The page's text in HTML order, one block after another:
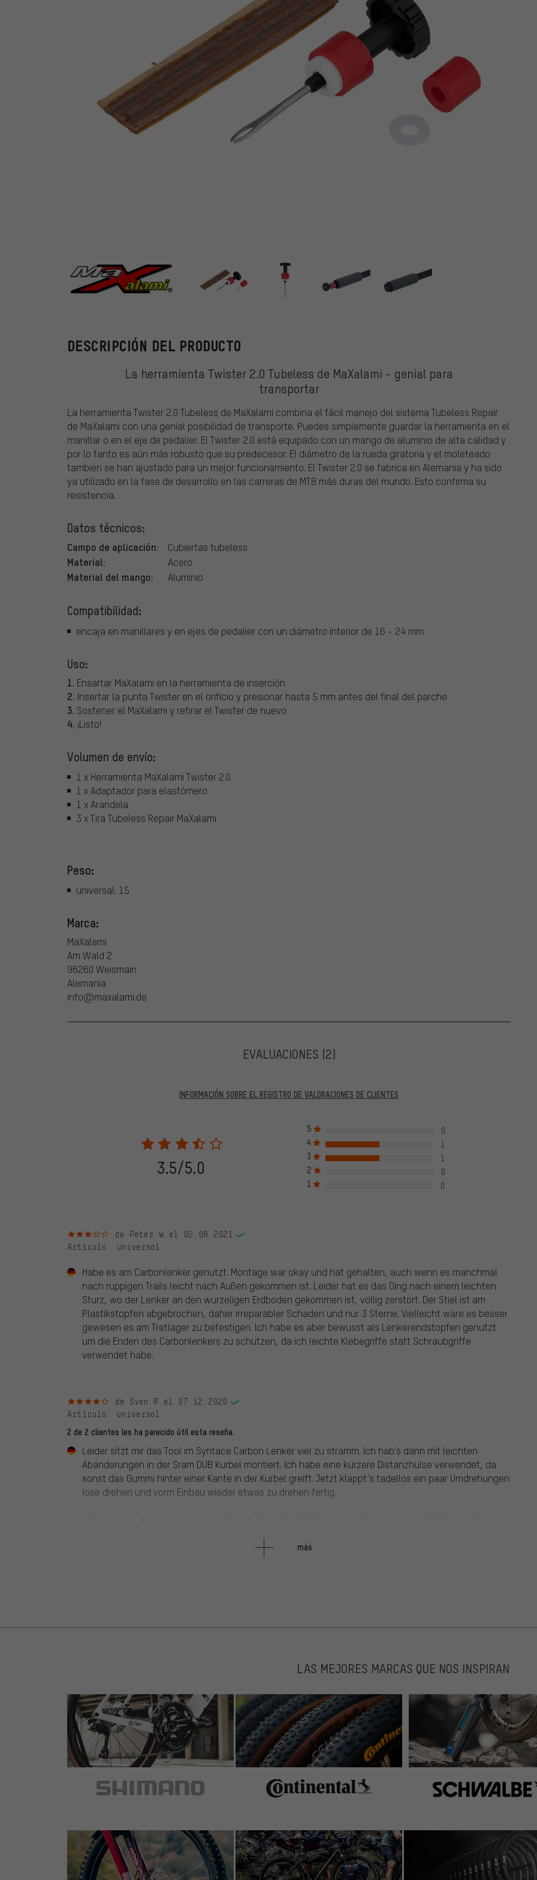
MaXalami
DESCRIPCIÓN DEL PRODUCTO
La herramienta Twister 2.0 Tubeless de MaXalami - genial para
transportar
La herramienta Twister 2.0 Tubeless de MaXalami combina el fácil manejo del sistema Tubeless Repair
de MaXalami con una genial posibilidad de transporte. Puedes simplemente guardar la herramienta en el
manillar o en el eje de pedalier. El Twister 2.0 está equipado con un mango de aluminio de alta calidad y
por lo tanto es aún más robusto que su predecesor. El diámetro de la rueda giratoria y el moleteado
también se han ajustado para un mejor funcionamiento. El Twister 2.0 se fabrica en Alemania y ha sido
ya utilizado en la fase de desarrollo en las carreras de MTB más duras del mundo. Esto confirma su
resistencia.
Datos técnicos:
Campo de aplicación: Cubiertas tubeless
Material: Acero
Material del mango: Aluminio
Compatibilidad:
encaja en manillares y en ejes de pedalier con un diámetro interior de 16 - 24 mm
Uso:
1. Ensartar MaXalami en la herramienta de inserción
2. Insertar la punta Twister en el orificio y presionar hasta 5 mm antes del final del parche
3. Sostener el MaXalami y retirar el Twister de nuevo
4. ¡Listo!
Volumen de envío:
1 x Herramienta MaXalami Twister 2.0
1 x Adaptador para elastómero
1 x Arandela
3 x Tira Tubeless Repair MaXalami
Peso:
universal: 15
Marca:
MaXalami
Am Wald 2
96260 Weismain
Alemania
info@maxalami.de
EVALUACIONES (2)
INFORMACIÓN SOBRE EL REGISTRO DE VALORACIONES DE CLIENTES
2022 solo se publicarán evaluaciones verificadas, lo que significa que la evaluación debe incluir el número del pedido.
Solo desbloqueamos la evaluación después de comprobar con éxito el número del pedido. Todas las evaluaciones
verificadas llevan una marca verde, que se aplica a todas las evaluaciones verificadas hasta el 28. 05. 2022 y desde el
28. 05. 2022. Se incluyeron también evaluaciones anteriores al 28. 05. 2022, de clientes que no compraron el producto
evaluado en nuestra tienda. Estos comentarios no llevan la marca verde. Publicamos todas las evaluaciones recibidas
3.5/5.0
5
0
4
1
3
1
2
0
1
0
3 de 5 estrellas
de Peter W. el 02.08.2021
Artículo : universal
Habe es am Carbonlenker genutzt. Montage war okay und hat gehalten, auch wenn es manchmal
nach ruppigen Trails leicht nach Außen gekommen ist. Leider hat es das Ding nach einem leichten
Sturz, wo der Lenker an den wurzeligen Erdboden gekommen ist, völlig zerstört. Der Stiel ist am
Plastikstopfen abgebrochen, daher irreparabler Schaden und nur 3 Sterne. Vielleicht wäre es besser
gewesen es am Tretlager zu befestigen. Ich habe es aber bewusst als Lenkerendstopfen genutzt
um die Enden des Carbonlenkers zu schützen, da ich leichte Klebegriffe statt Schraubgriffe
verwendet habe.
4 de 5 estrellas
de Sven R. el 07.12.2020
Artículo : universal
2 de 2 clientes les ha parecido útil esta reseña.
Leider sitzt mir das Tool im Syntace Carbon Lenker viel zu stramm. Ich hab’s dann mit leichten
Abänderungen in der Sram DUB Kurbel montiert. Ich habe eine kürzere Distanzhülse verwendet, da
sonst das Gummi hinter einer Kante in der Kurbel greift. Jetzt klappt’s tadellos ein paar Umdrehungen
lose drehen und vorm Einbau wieder etwas zu drehen fertig.
más
LAS MEJORES MARCAS QUE NOS INSPIRAN